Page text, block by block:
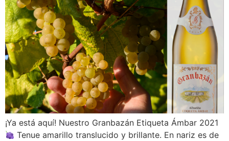
¡Ya está aquí! Nuestro Granbazán Etiqueta Ámbar 2021
Tenue amarillo translucido y brillante. En nariz es de